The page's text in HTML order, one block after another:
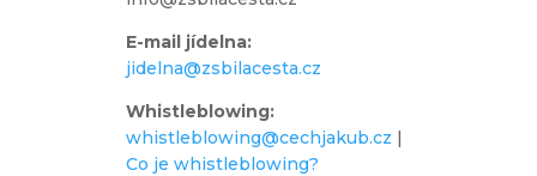
E-mail jídelna:
jidelna@zsbilacesta.cz
Whistleblowing:
whistleblowing@cechjakub.cz |
Co je whistleblowing?